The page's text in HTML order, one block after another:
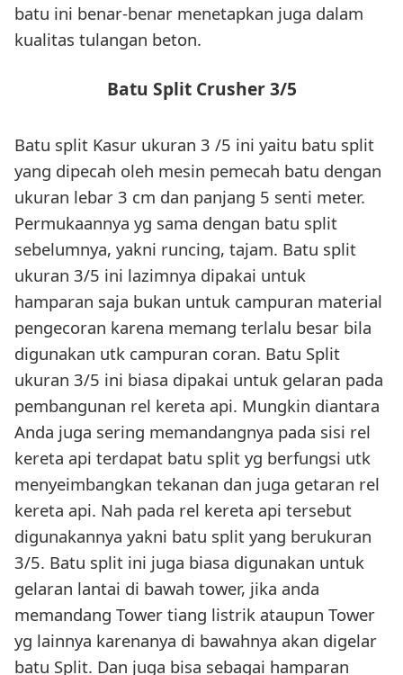
batu ini benar-benar menetapkan juga dalam
kualitas tulangan beton.
Batu Split Crusher 3/5
Batu split Kasur ukuran 3 /5 ini yaitu batu split
yang dipecah oleh mesin pemecah batu dengan
ukuran lebar 3 cm dan panjang 5 senti meter.
Permukaannya yg sama dengan batu split
sebelumnya, yakni runcing, tajam. Batu split
ukuran 3/5 ini lazimnya dipakai untuk
hamparan saja bukan untuk campuran material
pengecoran karena memang terlalu besar bila
digunakan utk campuran coran. Batu Split
ukuran 3/5 ini biasa dipakai untuk gelaran pada
pembangunan rel kereta api. Mungkin diantara
Anda juga sering memandangnya pada sisi rel
kereta api terdapat batu split yg berfungsi utk
menyeimbangkan tekanan dan juga getaran rel
kereta api. Nah pada rel kereta api tersebut
digunakannya yakni batu split yang berukuran
3/5. Batu split ini juga biasa digunakan untuk
gelaran lantai di bawah tower, jika anda
memandang Tower tiang listrik ataupun Tower
yg lainnya karenanya di bawahnya akan digelar
batu Split. Dan juga bisa sebagai hamparan